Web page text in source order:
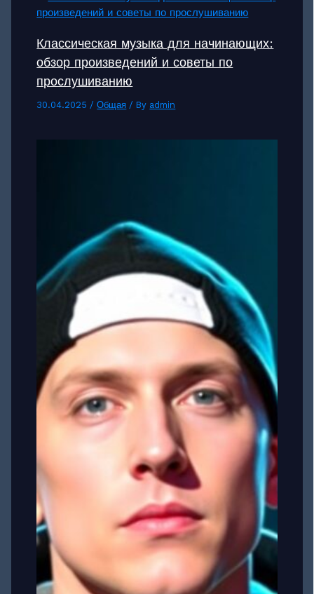
Классическая музыка для начинающих:
обзор произведений и советы по
прослушиванию
30.04.2025 /Общая / By admin